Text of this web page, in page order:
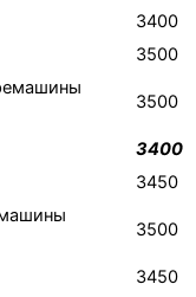
3400
3500
3500
3400
3450
3500
3450